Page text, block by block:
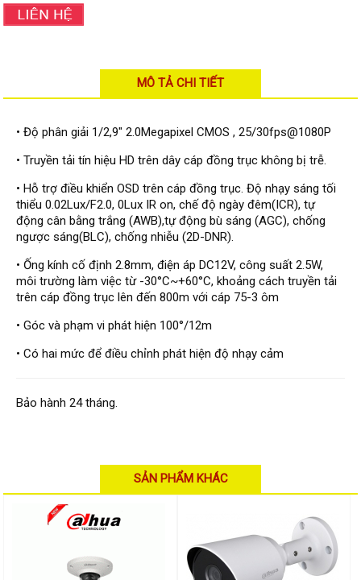
Camera Visionhitech
Đầu ghi HDParagon
Đầu ghi HIKVISION
Đầu ghi Visionhitech
Đầu ghi Dahua
Thiết bị chống trộm
Thiết bị chống trộm Paradox
Thiết bị Enforcer
access control
Khóa điện tử KBVISION
LẮP ĐẶT CAMERA TRỌN GÓI
GIẢI PHÁP CAMERA AN NINH
GIẢI PHÁP GIÁM SÁT RA VÀO
GIẢI PHÁP NHỎ TRỌN GÓI
Hướng dẫn sử dụng
Tài liệu kỹ thuật
MÔ TẢ CHI TIẾT
• Độ phân giải 1/2,9" 2.0Megapixel CMOS , 25/30fps@1080P
• Truyền tải tín hiệu HD trên dây cáp đồng trục không bị trễ.
• Hỗ trợ điều khiển OSD trên cáp đồng trục. Độ nhạy sáng tối
thiểu 0.02Lux/F2.0, 0Lux IR on, chế độ ngày đêm(ICR), tự
động cân bằng trắng (AWB),tự động bù sáng (AGC), chống
ngược sáng(BLC), chống nhiễu (2D-DNR).
• Ống kính cố định 2.8mm, điện áp DC12V, công suất 2.5W,
môi trường làm việc từ -30°C~+60°C, khoảng cách truyền tải
trên cáp đồng trục lên đến 800m với cáp 75-3 ôm
• Góc và phạm vi phát hiện 100°/12m
• Có hai mức để điều chỉnh phát hiện độ nhạy cảm
Bảo hành 24 tháng.
SẢN PHẨM KHÁC